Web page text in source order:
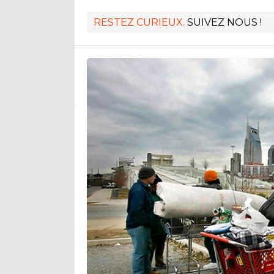
RESTEZ CURIEUX. SUIVEZ NOUS !